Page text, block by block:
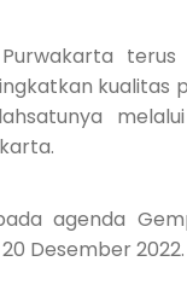
terus
kualitas
agenda
Desember 2022.